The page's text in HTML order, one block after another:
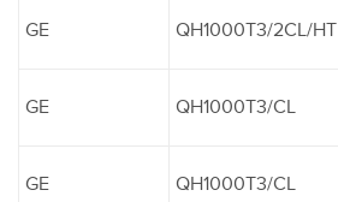
GE QH1000T3/2CL/HT
GE QH1000T3/CL
GE QH1000T3/CL